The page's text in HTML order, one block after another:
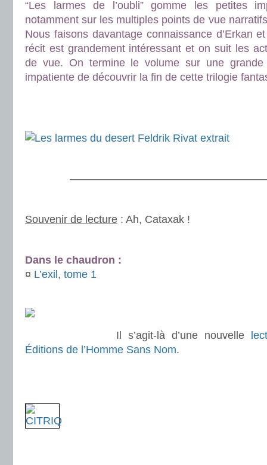
“Les larmes de l’oubli” gomme les petites
notamment sur les multiples points de vue
Nous faisons davantage connaissance d’Erkan
récit est grandement intéressant et on suit les
de vue. On termine le volume sur une
impatiente de découvrir la fin de cette trilogie
Souvenir de lecture : Ah, Cataxak !
Dans le chaudron :
¤ L’exil, tome 1
Il s’agit-là d’une nouvelle
Éditions de l’Homme Sans Nom.